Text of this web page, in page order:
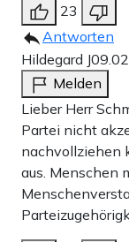
23
Antworten
Hildegard J
Melden
Lieber Herr
Partei nicht
nachvollziehen
aus. Menschen